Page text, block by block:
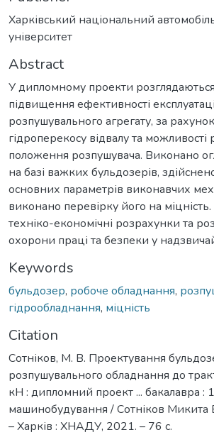
Харківський національний
університет
Abstract
У дипломному проекти
підвищення ефективності
розпушувального агрегату, за
гідроперекосу відвалу та
положення розпушувача. Виконано
на базі важких бульдозерів,
основних параметрів виконавчих
виконано перевірку його на
техніко-економічні розрахунки та
охорони праці та безпеки у
Keywords
бульдозер, робоче обладнання,
гідрообладнання, міцність
Citation
Сотніков, М. В. Проектування
розпушувального обладнання до
кН : дипломний проект ... бакалавра :
машинобудування / Сотніков
– Харків : ХНАДУ, 2021. – 76 с.